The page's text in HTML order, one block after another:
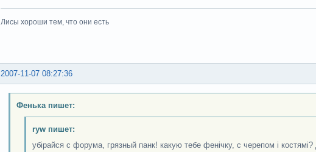
Лисы хороши тем, что они есть
2007-11-07 08:27:36
Фенька пишет:
ryw пишет:
убірайся с форума, грязный панк! какую тебе фенічку, с черепом і костямі?